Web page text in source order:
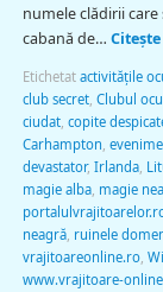
numele clădirii care
cabană de…
Etichetat activităţile
club secret, Clubul
ciudat, copite
Carhampton,
devastator, Irlanda,
magie alba, magie
neagră, ruinele
vrajitoareonline.ro,
www.vrajitoare-